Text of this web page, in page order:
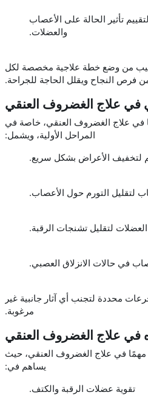
تأثير الحالة على الأعصاب
والعضلات.
من وضع خطة علاجية مخصصة لكل
فرص النجاح ويقلل الحاجة للجراحة.
في علاج الغضروف العنقي
في علاج الغضروف العنقي، خاصة في
المراحل الأولية، ويشمل:
لتخفيف الأعراض بشكل سريع.
لتقليل التورم حول الأعصاب.
لتقليل تشنجات الرقبة.
في حالات الانزلاق العصبي.
محددة لتجنب أي آثار جانبية غير
مرغوبة.
في علاج الغضروف العنقي
مهمًا في علاج الغضروف العنقي، حيث
يساهم في:
تقوية عضلات الرقبة والكتف.